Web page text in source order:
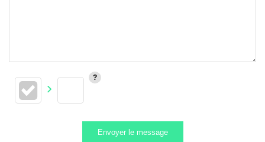
Envoyer le message